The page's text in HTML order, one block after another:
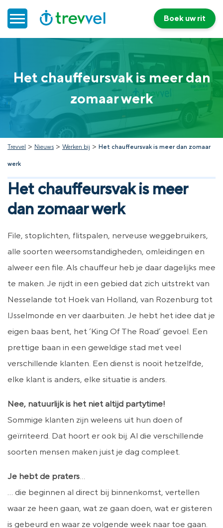
Doelgroepenvervoer
Werken bij Trevvel
Nieuws
Contact
Boek uw rit
Het chauffeursvak is meer dan
zomaar werk
Trevvel > Nieuws > Werken bij > Het chauffeursvak is meer dan zomaar
werk
Het chauffeursvak is meer
dan zomaar werk
File, stoplichten, flitspalen, nerveuse weggebruikers,
alle soorten weersomstandigheden, omleidingen en
alweer een file. Als chauffeur heb je daar dagelijks mee
te maken. Je rijdt in een gebied dat zich uitstrekt van
Nesselande tot Hoek van Holland, van Rozenburg tot
IJsselmonde en ver daarbuiten. Je hebt het idee dat je
eigen baas bent, het ‘King Of The Road’ gevoel. Een
prettige baan in een geweldige stad met veel
verschillende klanten. Een dienst is nooit hetzelfde,
elke klant is anders, elke situatie is anders.
Nee, natuurlijk is het niet altijd partytime!
Sommige klanten zijn weleens uit hun doen of
geïrriteerd. Dat hoort er ook bij. Al die verschillende
soorten mensen maken juist je dag compleet.
Je hebt de praters…
… die beginnen al direct bij binnenkomst, vertellen
waar ze heen gaan, wat ze gaan doen, wat er gisteren
is gebeurd en waar ze volgende week naar toe gaan.